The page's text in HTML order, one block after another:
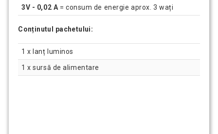
3V - 0,02 A = consum de energie aprox. 3 wați
Conținutul pachetului:
1 x lanț luminos
1 x sursă de alimentare